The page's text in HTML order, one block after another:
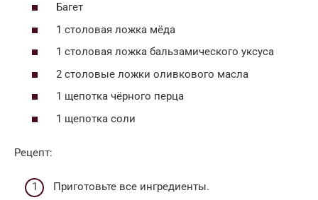
Багет
1 столовая ложка мёда
1 столовая ложка бальзамического уксуса
2 столовые ложки оливкового масла
1 щепотка чёрного перца
1 щепотка соли
Рецепт:
Приготовьте все ингредиенты.